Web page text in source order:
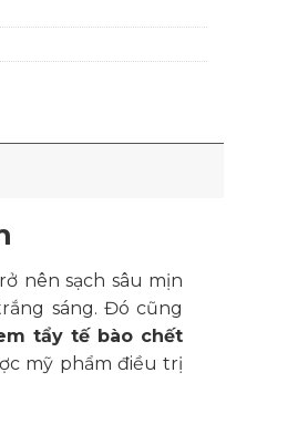
nên sạch sâu mịn
sáng. Đó cũng
tẩy tế bào chết
mỹ phẩm điều trị